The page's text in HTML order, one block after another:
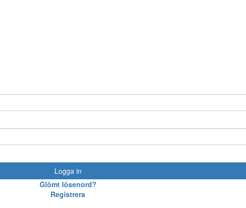
Logga in
Glömt lösenord?
Registrera